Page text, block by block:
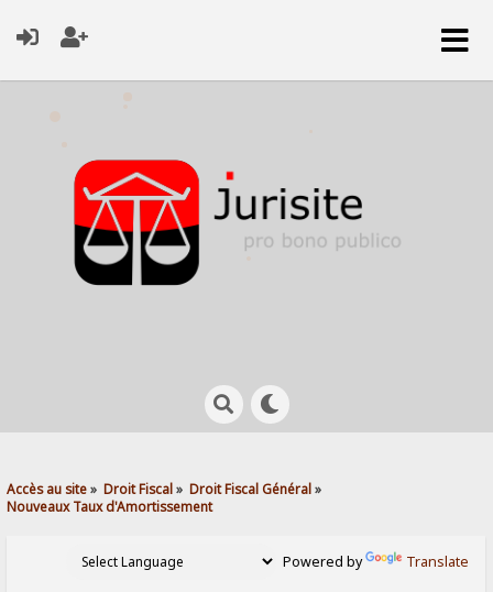
Accès au site» Droit Fiscal» Droit Fiscal Général»
Nouveaux Taux d'Amortissement
Powered by Translate